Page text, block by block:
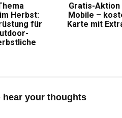
Herbst:
für
Gratis-Aktion
Mobile –
Karte mit
hear your thoughts